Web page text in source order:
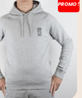
PROMO !